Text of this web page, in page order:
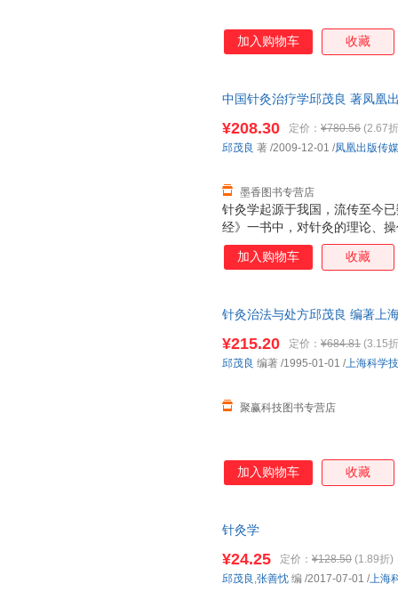
加入购物车 收藏
中国针灸治疗学邱茂良 著凤凰
针灸学起源于我国，流传至今
经》一书中，对针灸的理论、
奠定了基础。随着社会的发展
理论和临床上都得到了不断的
络、精神、气血等为主要内容.
被称为针灸学理论的核心。在
善了针灸学的临床辨证归经、
¥208.30 定价： ¥780.56 (2.67
墨香图书专营店
邱茂良 著 /2009-12-01 /凤凰出版传
加入购物车 收藏
针灸治法与处方邱茂良 编著上
¥215.20 定价： ¥684.81 (3.15
聚赢科技图书专营店
邱茂良 编著 /1995-01-01 /上海科学
加入购物车 收藏
针灸学
¥24.25 定价： ¥128.50 (1.89折)
邱茂良 ,张善忱 编 /2017-07-01 /上海